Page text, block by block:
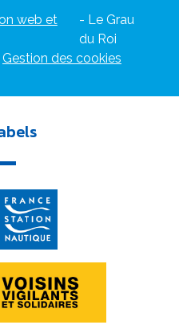
web et
- Le Grau
du Roi
Gestion des cookies